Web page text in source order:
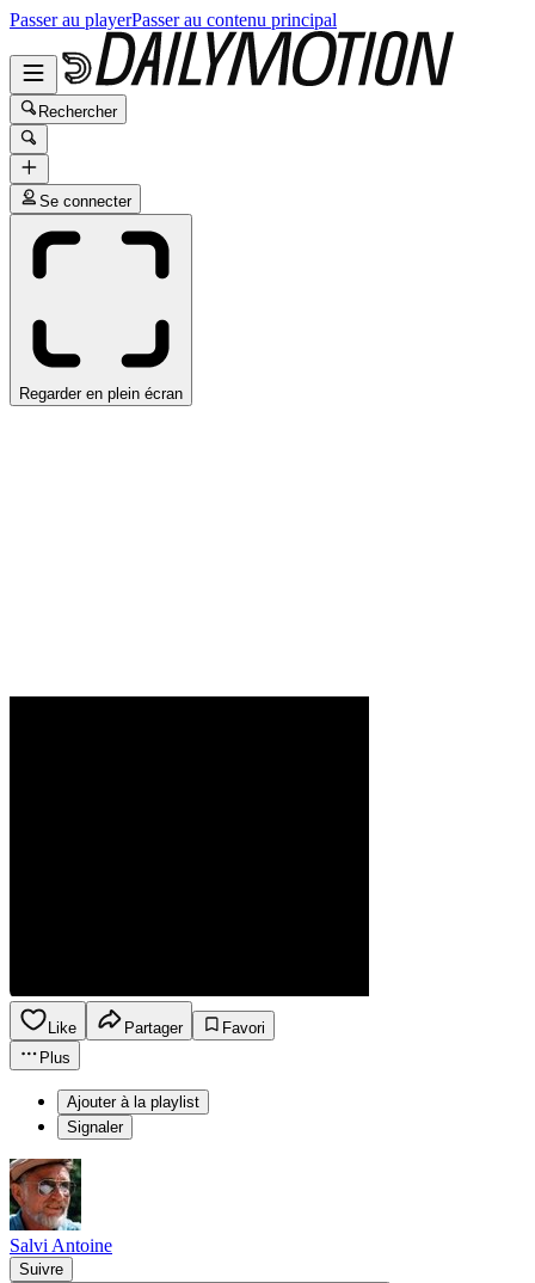
Passer au playerPasser au contenu principal
Rechercher
Se connecter
Regarder en plein écran
Like Partager
Favori
Plus
Ajouter à la playlist
Signaler
Salvi Antoine
Suivre